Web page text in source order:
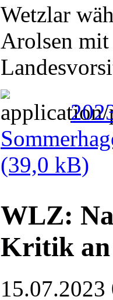
Wetzlar
Arolsen
(39,0 kB)
WLZ:
Kritik an
15.07.2023